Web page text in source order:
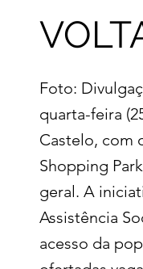
Foto:
quarta-feira
Castelo, com
Shopping
geral. A
Assistência
acesso da